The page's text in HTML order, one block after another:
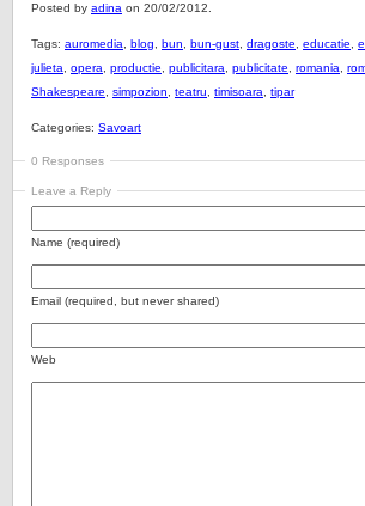
Posted by adina on 20/02/2012.
Tags: auromedia blog bun bun-gust dragoste educatie
julieta
opera productie publicitara publicitate romania
Shakespeare
simpozion teatru timisoara tipar
Categories: Savoart
0 Responses
Leave a Reply
Name (required)
Email (required, but never shared)
Web